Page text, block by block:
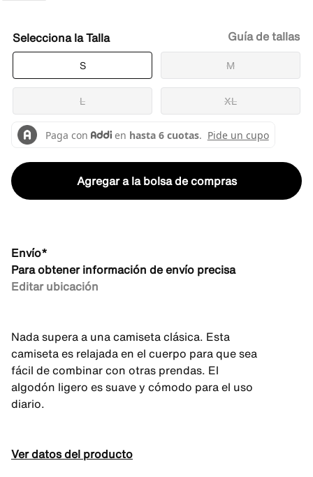
Talla
S M
L XL
Guía de tallas
Agregar a la bolsa de compras
Envío*
Para obtener información de envío precisa
Editar ubicación
Nada supera a una camiseta clásica. Esta
camiseta es relajada en el cuerpo para que sea
fácil de combinar con otras prendas. El
algodón ligero es suave y cómodo para el uso
diario.
Ver datos del producto